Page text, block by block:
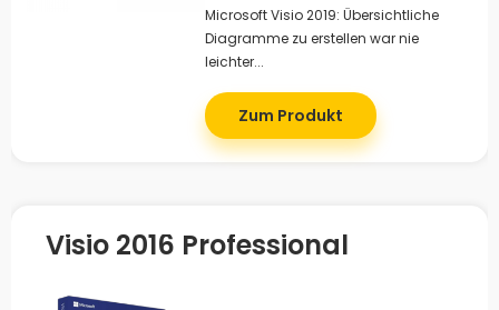
Microsoft Visio 2019: Übersichtliche
Diagramme zu erstellen war nie
leichter...
Zum Produkt
Visio 2016 Professional